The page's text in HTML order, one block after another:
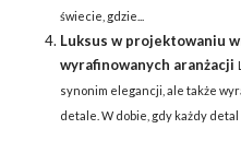
świecie, gdzie...
Luksus w projektowaniu
wyrafinowanych aranżacji
synonim elegancji, ale także
detale. W dobie, gdy każdy detal